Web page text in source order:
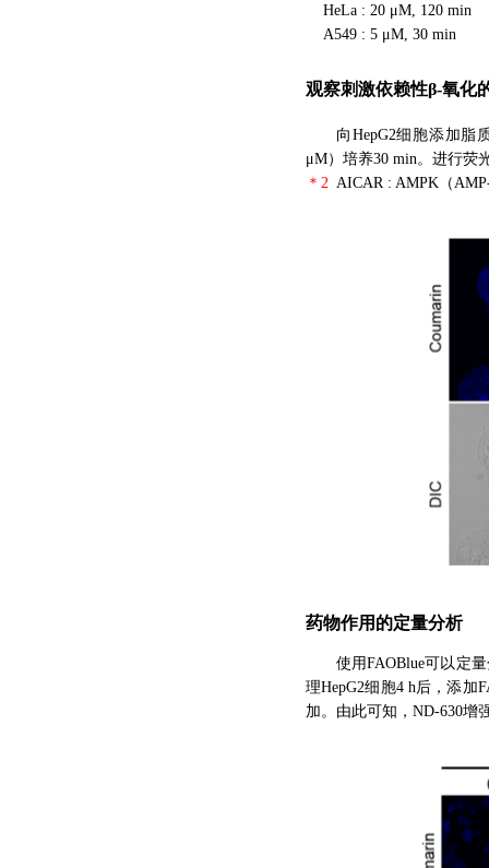
HeLa : 20 μM, 120 min
A549 : 5 μM, 30 min
观察刺激依赖性β-氧化
向 HepG2细胞添加脂
μM）培养30 min。进行荧
＊2 AICAR : AMPK（
药物作用的定量分析
使用FAOBlue可以定
理HepG2细胞4 h后，添加
加。由此可知，ND-630增